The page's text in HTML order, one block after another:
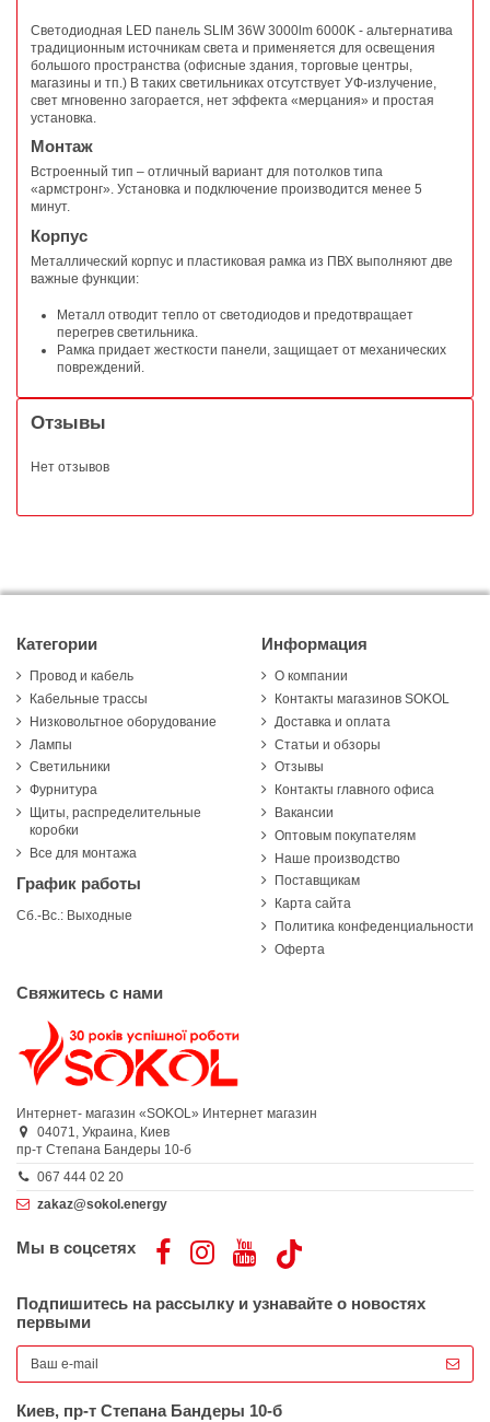
Светодиодная LED панель SLIM 36W 3000lm 6000K - альтернатива
традиционным источникам света и применяется для освещения
большого пространства (офисные здания, торговые центры,
магазины и тп.) В таких светильниках отсутствует УФ-излучение,
свет мгновенно загорается, нет эффекта «мерцания» и простая
установка.
Монтаж
Встроенный тип – отличный вариант для потолков типа
«армстронг». Установка и подключение производится менее 5
минут.
Корпус
Металлический корпус и пластиковая рамка из ПВХ выполняют две
важные функции:
Металл отводит тепло от светодиодов и предотвращает
перегрев светильника.
Рамка придает жесткости панели, защищает от механических
повреждений.
Отзывы
Нет отзывов
Категории
Провод и кабель
Кабельные трассы
Низковольтное оборудование
Лампы
Светильники
Фурнитура
Щиты, распределительные
коробки
Все для монтажа
График работы
Сб.-Вс.: Выходные
Информация
О компании
Контакты магазинов SOKOL
Доставка и оплата
Статьи и обзоры
Отзывы
Контакты главного офиса
Вакансии
Оптовым покупателям
Наше производство
Поставщикам
Карта сайта
Политика конфеденциальности
Оферта
Свяжитесь с нами
Интернет- магазин «SOKOL» Интернет магазин
04071, Украина, Киев
пр-т Степана Бандеры 10-б
067 444 02 20
zakaz@sokol.energy
Мы в соцсетях
Подпишитесь на рассылку и узнавайте о новостях
первыми
Киев, пр-т Степана Бандеры 10-б